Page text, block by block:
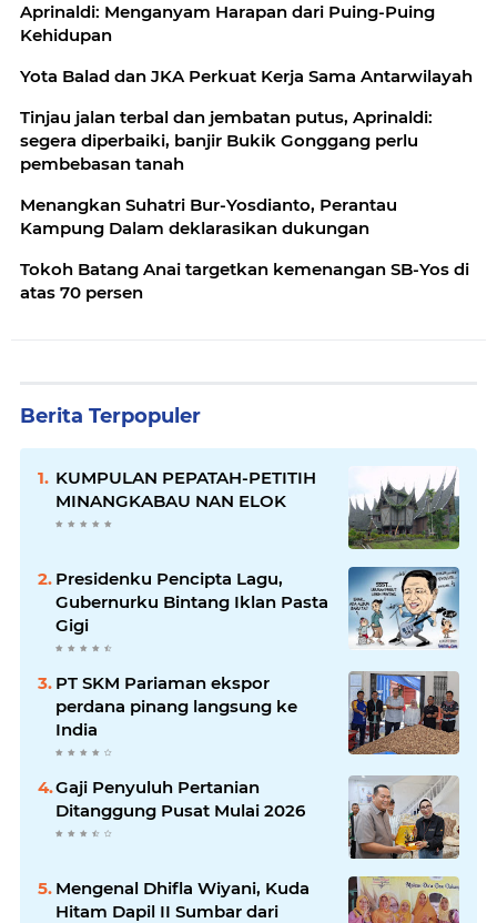
Aprinaldi: Menganyam Harapan dari Puing-Puing
Kehidupan
Yota Balad dan JKA Perkuat Kerja Sama Antarwilayah
Tinjau jalan terbal dan jembatan putus, Aprinaldi:
segera diperbaiki, banjir Bukik Gonggang perlu
pembebasan tanah
Menangkan Suhatri Bur-Yosdianto, Perantau
Kampung Dalam deklarasikan dukungan
Tokoh Batang Anai targetkan kemenangan SB-Yos di
atas 70 persen
Berita Terpopuler
KUMPULAN PEPATAH-PETITIH
MINANGKABAU NAN ELOK
Presidenku Pencipta Lagu,
Gubernurku Bintang Iklan Pasta
Gigi
PT SKM Pariaman ekspor
perdana pinang langsung ke
India
Gaji Penyuluh Pertanian
Ditanggung Pusat Mulai 2026
Mengenal Dhifla Wiyani, Kuda
Hitam Dapil II Sumbar dari